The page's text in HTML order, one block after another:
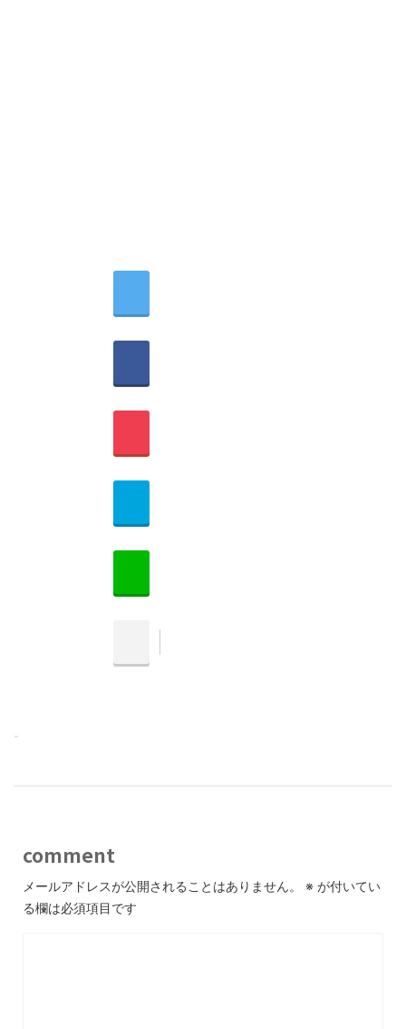
-
comment
メールアドレスが公開されることはありません。 ※ が付いてい
る欄は必須項目です